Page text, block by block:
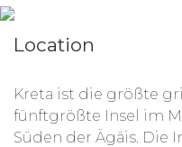
Wissensaustauschs
artgerechte
nötige Zuwendung
Oberstes Ziel des
Location
Kreta ist die größte
fünftgrößte Insel im
Süden der Ägäis. Die